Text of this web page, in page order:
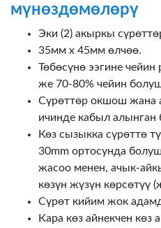
мүнөздөмөлөрү
Эки (2) акыркы
35мм х 45мм өлчөө.
Төбөсүнө ээгине
же 70-80% чейин
Сүрөттөр окшош жана
ичинде кабыл алынган
Көз сызыкка сүрөттө
30mm ортосунда
жасоо менен, ачык-
көзүн жүзүн көрсөтүү
Сүрөт кийим жок
Кара көз айнекчен көз